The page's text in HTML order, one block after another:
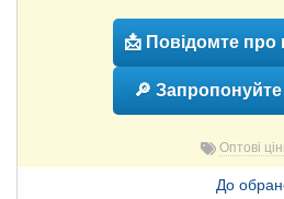
📩 Повідомте про
🔎
Оптові
До